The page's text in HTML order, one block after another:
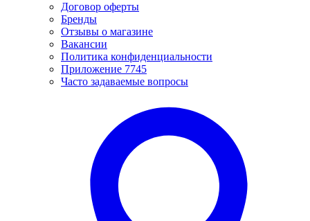
Договор оферты
Бренды
Отзывы о магазине
Вакансии
Политика конфиденциальности
Приложение 7745
Часто задаваемые вопросы